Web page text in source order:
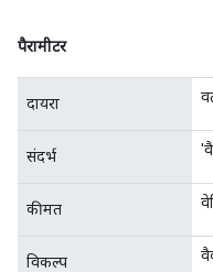
पैरामीटर
दायरा
संदर्भ
कीमत
विकल्प